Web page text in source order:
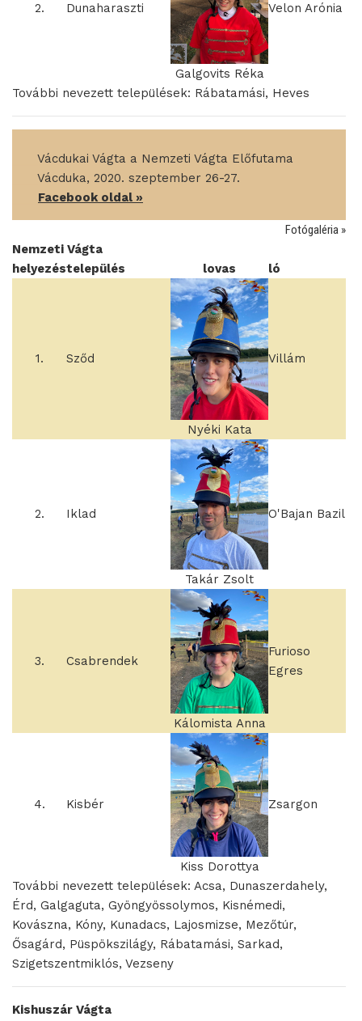
2. Dunaharaszti
Galgovits Réka
Velon Arónia
További nevezett települések: Rábatamási, Heves
Vácdukai Vágta a Nemzeti Vágta Előfutama
Vácduka, 2020. szeptember 26-27.
Facebook oldal »
Fotógaléria »
Nemzeti Vágta
helyezéstelepülés lovas ló
1. Sződ
Nyéki Kata
Villám
2. Iklad
Takár Zsolt
O'Bajan Bazil
3. Csabrendek
Kálomista Anna
Furioso
Egres
4. Kisbér
Kiss Dorottya
Zsargon
További nevezett települések: Acsa, Dunaszerdahely,
Érd, Galgaguta, Gyöngyössolymos, Kisnémedi,
Kovászna, Kóny, Kunadacs, Lajosmizse, Mezőtúr,
Ősagárd, Püspökszilágy, Rábatamási, Sarkad,
Szigetszentmiklós, Vezseny
Kishuszár Vágta